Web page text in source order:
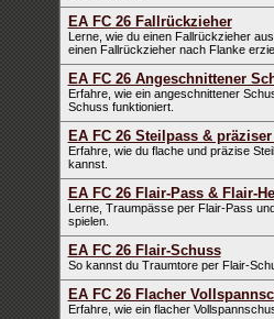
EA FC 26 Fallrückzieher
Lerne, wie du einen Fallrückzieher
einen Fallrückzieher nach Flanke
EA FC 26 Angeschnittener
Erfahre, wie ein angeschnittener
Schuss funktioniert.
EA FC 26 Steilpass &
Erfahre, wie du flache und präzise
kannst.
EA FC 26 Flair-Pass & Flair-
Lerne, Traumpässe per Flair-Pass
spielen.
EA FC 26 Flair-Schuss
So kannst du Traumtore per Flair-
EA FC 26 Flacher
Erfahre, wie ein flacher